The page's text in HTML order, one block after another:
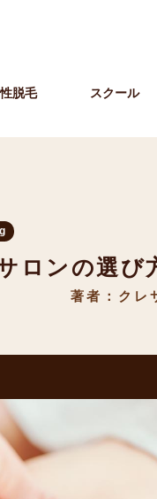
脱毛 スクール
ロンの選び
著者：クレ